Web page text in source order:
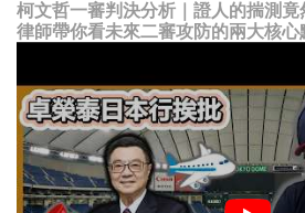
柯文哲一審判決分析｜證人的揣測
律師帶你看未來二審攻防的兩大核心